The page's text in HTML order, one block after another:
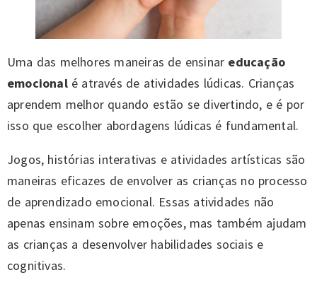
Uma das melhores maneiras de ensinar educação
emocionalé através de atividades lúdicas. Crianças
aprendem melhor quando estão se divertindo, e é por
isso que escolher abordagens lúdicas é fundamental.
Jogos, histórias interativas e atividades artísticas são
maneiras eficazes de envolver as crianças no processo
de aprendizado emocional. Essas atividades não
apenas ensinam sobre emoções, mas também ajudam
as crianças a desenvolver habilidades sociais e
cognitivas.